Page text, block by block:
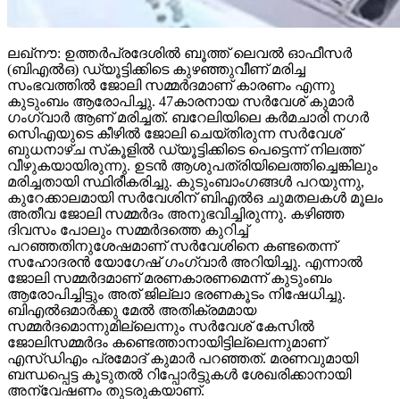
ലഖ്‌നൗ: ഉത്തര്‍പ്രദേശില്‍ ബൂത്ത് ലെവല്‍ ഓഫീസര്‍
(ബിഎല്‍ഒ) ഡ്യൂട്ടിക്കിടെ കുഴഞ്ഞുവീണ് മരിച്ച
സംഭവത്തില്‍ ജോലി സമ്മര്‍ദമാണ് കാരണം എന്നു
കുടുംബം ആരോപിച്ചു. 47കാരനായ സര്‍വേശ് കുമാര്‍
ഗംഗ്വാര്‍ ആണ് മരിച്ചത്. ബറേലിയിലെ കര്‍മചാരി നഗര്‍
സിെഎയുടെ കീഴില്‍ ജോലി ചെയ്തിരുന്ന സര്‍വേശ്
ബുധനാഴ്ച സ്‌കൂളില്‍ ഡ്യൂട്ടിക്കിടെ പെട്ടെന്ന് നിലത്ത്
വീഴുകയായിരുന്നു. ഉടന്‍ ആശുപത്രിയിലെത്തിച്ചെങ്കിലും
മരിച്ചതായി സ്ഥിരീകരിച്ചു. കുടുംബാംഗങ്ങള്‍ പറയുന്നു,
കുറേക്കാലമായി സര്‍വേശിന് ബിഎല്‍ഒ ചുമതലകള്‍ മൂലം
അതീവ ജോലി സമ്മര്‍ദം അനുഭവിച്ചിരുന്നു. കഴിഞ്ഞ
ദിവസം പോലും സമ്മര്‍ദത്തെ കുറിച്ച്
പറഞ്ഞതിനുശേഷമാണ് സര്‍വേശിനെ കണ്ടതെന്ന്
സഹോദരന്‍ യോഗേഷ് ഗംഗ്വാര്‍ അറിയിച്ചു. എന്നാല്‍
ജോലി സമ്മര്‍ദമാണ് മരണകാരണമെന്ന് കുടുംബം
ആരോപിച്ചിട്ടും അത് ജില്ലാ ഭരണകൂടം നിഷേധിച്ചു.
ബിഎല്‍ഒമാര്‍ക്കു മേല്‍ അതിക്രമമായ
സമ്മര്‍ദമൊന്നുമില്ലെന്നും സര്‍വേശ് കേസില്‍
ജോലിസമ്മര്‍ദം കണ്ടെത്താനായിട്ടില്ലെന്നുമാണ്
എസ്ഡിഎം പ്രമോദ് കുമാര്‍ പറഞ്ഞത്. മരണവുമായി
ബന്ധപ്പെട്ട കൂടുതല്‍ റിപ്പോര്‍ട്ടുകള്‍ ശേഖരിക്കാനായി
അന്വേഷണം തുടരുകയാണ്.